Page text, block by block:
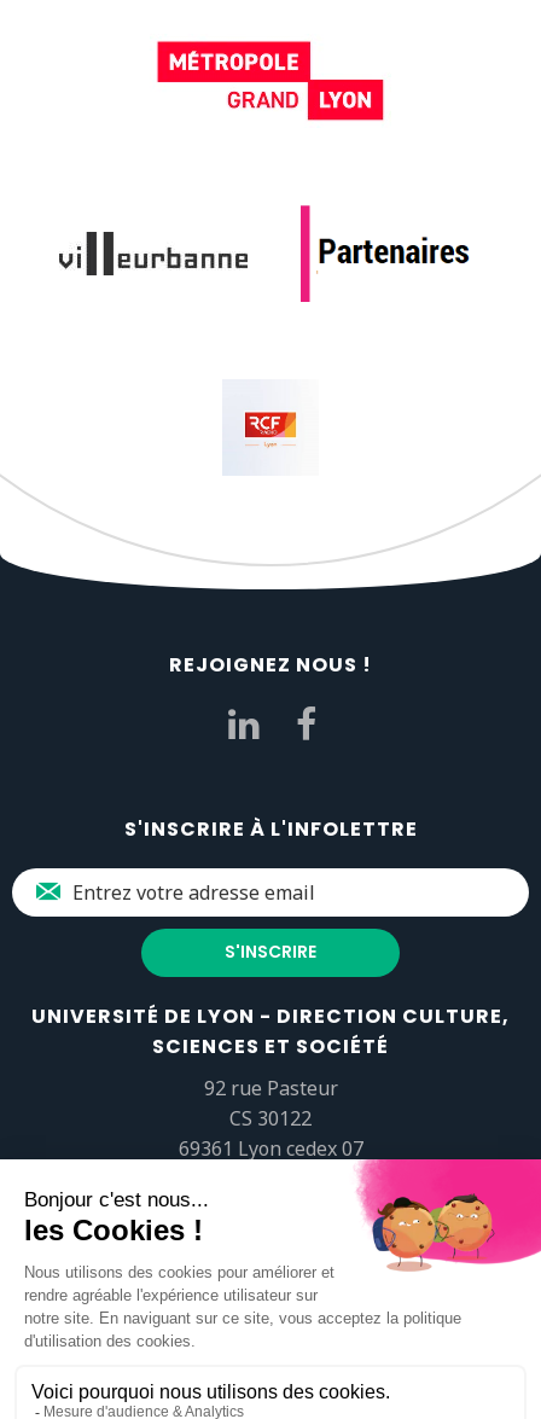
REJOIGNEZ NOUS !
S'INSCRIRE À L'INFOLETTRE
UNIVERSITÉ DE LYON - DIRECTION CULTURE,
SCIENCES ET SOCIÉTÉ
92 rue Pasteur
CS 30122
69361 Lyon cedex 07
popsciences@universite-lyon.fr
Tél.+33 (0)4 37 37 82 01